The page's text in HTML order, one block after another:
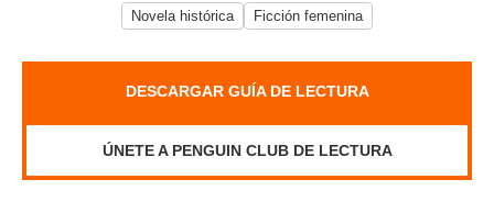
Novela histórica Ficción femenina
DESCARGAR GUÍA DE LECTURA
ÚNETE A PENGUIN CLUB DE LECTURA